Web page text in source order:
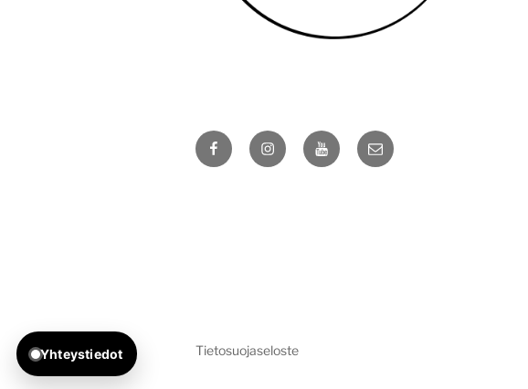
FacebookInstagramYouTubeSähköposti
Tietosuojaseloste
Skannaa QR puhelimella ja lähetä
viesti WhatsAppissa.
Yhteystiedot